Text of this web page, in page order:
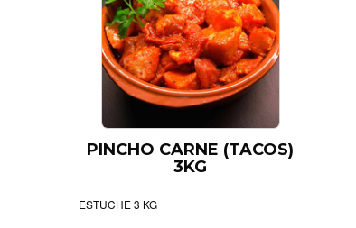
PINCHO CARNE (TACOS)
3KG
ESTUCHE 3 KG